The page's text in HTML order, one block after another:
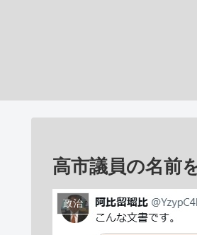
高市議員の名前
政治